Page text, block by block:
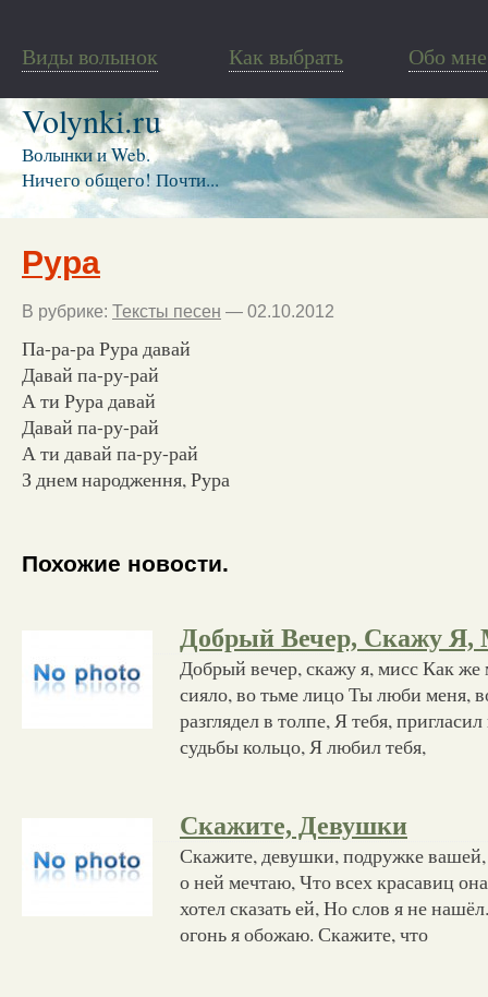
Виды волынок Как выбрать Обо мне
Volynki.ru
Волынки и Web.
Ничего общего! Почти...
Рура
В рубрике: Тексты песен — 02.10.2012
Па-ра-ра Рура давай
Давай па-ру-рай
А ти Рура давай
Давай па-ру-рай
А ти давай па-ру-рай
З днем народження, Рура
Похожие новости.
Добрый Вечер, Скажу Я,
Добрый вечер, скажу я, мисс Как
сияло, во тьме лицо Ты люби меня,
разглядел в толпе, Я тебя,
судьбы кольцо, Я любил тебя,
Скажите, Девушки
Скажите, девушки, подружке
о ней мечтаю, Что всех красавиц
хотел сказать ей, Но слов я не
огонь я обожаю. Скажите, что